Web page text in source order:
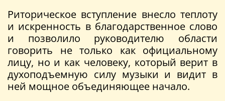
Риторическое вступление внесло теплоту
и искренность в благодарственное слово
и позволило руководителю области
говорить не только как официальному
лицу, но и как человеку, который верит в
духоподъемную силу музыки и видит в
ней мощное объединяющее начало.